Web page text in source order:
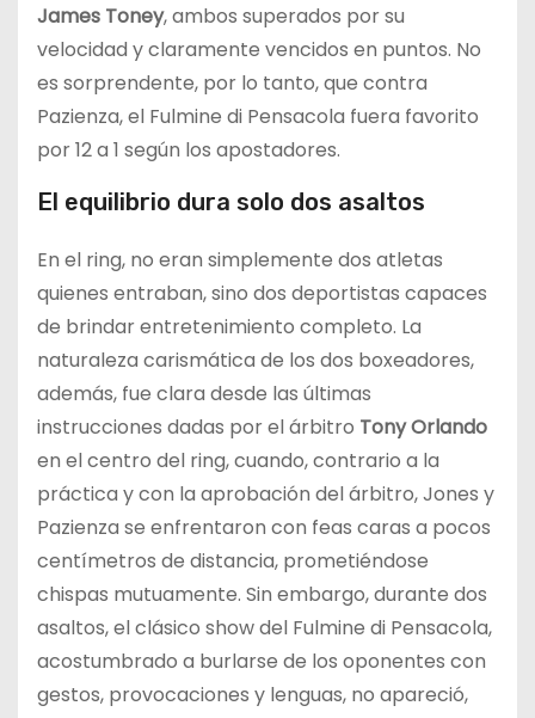
James Toney, ambos superados por su
velocidad y claramente vencidos en puntos. No
es sorprendente, por lo tanto, que contra
Pazienza, el Fulmine di Pensacola fuera favorito
por 12 a 1 según los apostadores.
El equilibrio dura solo dos asaltos
En el ring, no eran simplemente dos atletas
quienes entraban, sino dos deportistas capaces
de brindar entretenimiento completo. La
naturaleza carismática de los dos boxeadores,
además, fue clara desde las últimas
instrucciones dadas por el árbitro Tony Orlando
en el centro del ring, cuando, contrario a la
práctica y con la aprobación del árbitro, Jones y
Pazienza se enfrentaron con feas caras a pocos
centímetros de distancia, prometiéndose
chispas mutuamente. Sin embargo, durante dos
asaltos, el clásico show del Fulmine di Pensacola,
acostumbrado a burlarse de los oponentes con
gestos, provocaciones y lenguas, no apareció,